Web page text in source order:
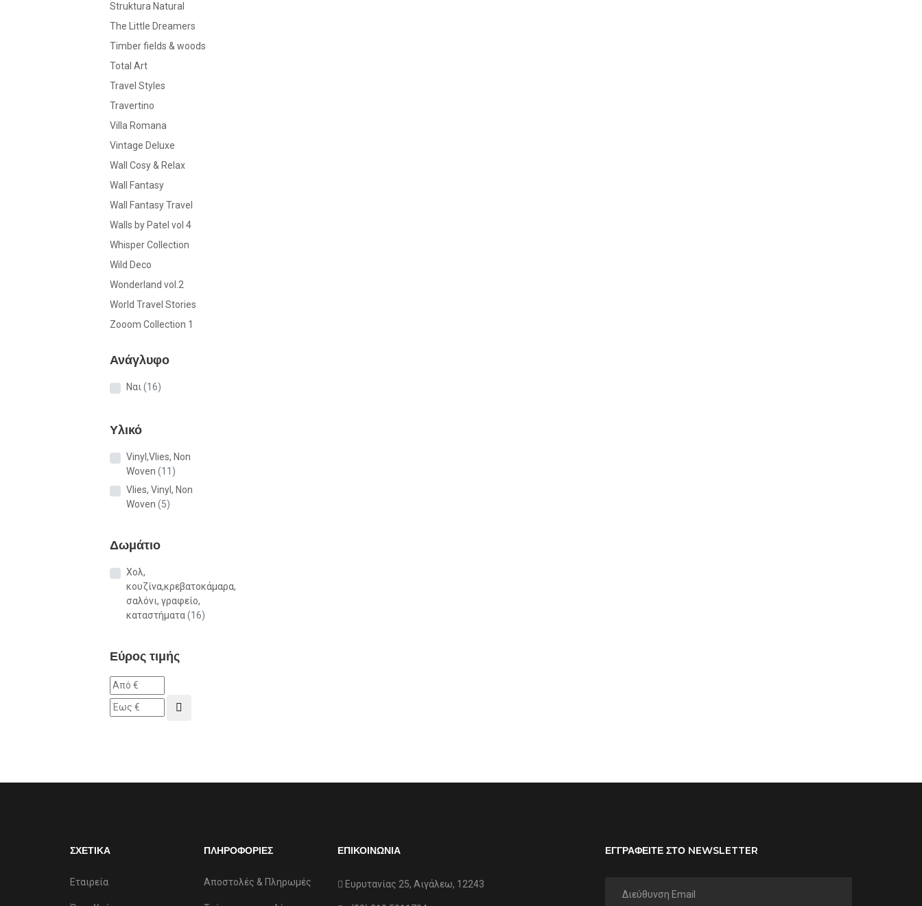
Struktura Natural
The Little Dreamers
Timber fields & woods
Total Art
Travel Styles
Travertino
Villa Romana
Vintage Deluxe
Wall Cosy & Relax
Wall Fantasy
Wall Fantasy Travel
Walls by Patel vol 4
Whisper Collection
Wild Deco
Wonderland vol.2
World Travel Stories
Zooom Collection 1
Ανάγλυφο
Ναι (16)
Υλικό
Vinyl,Vlies, Non
Woven (11)
Vlies, Vinyl, Non
Woven (5)
Δωμάτιο
Χολ,
κουζίνα,κρεβατοκάμαρα,
σαλόνι, γραφείο,
καταστήματα(16)
Εύρος τιμής
ΣΧΕΤΙΚΑ
Εταιρεία
ΠΛΗΡΟΦΟΡΙΕΣ
Αποστολές & Πληρωμές
ΕΠΙΚΟΙΝΩΝΙΑ
Ευρυτανίας 25, Αιγάλεω, 12243
ΕΓΓΡΑΦΕΙΤΕ ΣΤΟ NEWSLETTER